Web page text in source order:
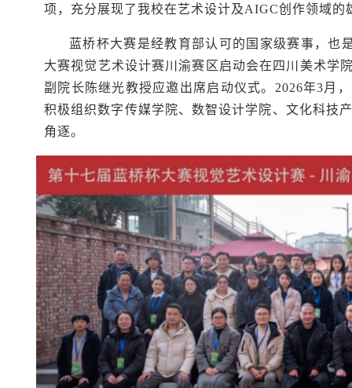
项，充分展现了我校在艺术设计及AIGC创作领域的
蓝桥杯大赛是经教育部认可的国家级赛事，也
大赛视觉艺术设计赛川渝赛区启动会在四川美术学
副院长陈继光教授应邀出席启动仪式。2026年3月
积极组织数字传媒学院、数智设计学院、文化科技
角逐。